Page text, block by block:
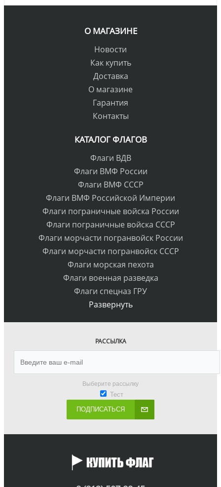
О МАГАЗИНЕ
Новости
Как купить
Доставка
О магазине
Гарантия
Контакты
КАТАЛОГ ФЛАГОВ
Флаги ВДВ
Флаги ВМФ России
Флаги ВМФ СССР
Флаги ВМФ Российской Империи
Флаги пограничные войска России
Флаги пограничные войска СССР
Флаги морчасти погранвойск России
Флаги морчасти погранвойск СССР
Флаги морская пехота
Флаги военная разведка
Флаги спецназ ГРУ
Развернуть
РАССЫЛКА
Выберите рассылку
Тест
ПОДПИСАТЬСЯ